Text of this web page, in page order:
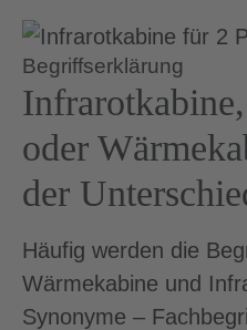
Begriffserklärung
oder
der
Häufig werden die
Wärmekabine und
Synonyme –